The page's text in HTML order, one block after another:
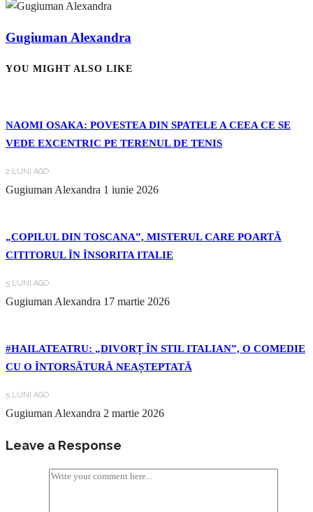
Gugiuman Alexandra
YOU MIGHT ALSO LIKE
NAOMI OSAKA: POVESTEA DIN SPATELE A CEEA CE SE
VEDE EXCENTRIC PE TERENUL DE TENIS
2 LUNI AGO
Gugiuman Alexandra 1 iunie 2026
„COPILUL DIN TOSCANA”, MISTERUL CARE POARTĂ
CITITORUL ÎN ÎNSORITA ITALIE
5 LUNI AGO
Gugiuman Alexandra 17 martie 2026
#HAILATEATRU: „DIVORȚ ÎN STIL ITALIAN”, O COMEDIE
CU O ÎNTORSĂTURĂ NEAȘTEPTATĂ
5 LUNI AGO
Gugiuman Alexandra 2 martie 2026
Leave a Response